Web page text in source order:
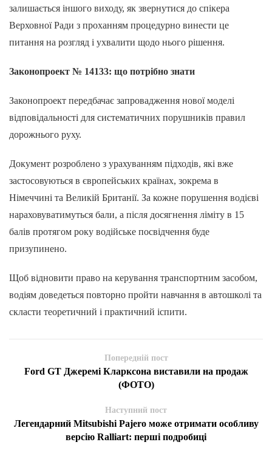
залишається іншого виходу, як звернутися до спікера
Верховної Ради з проханням процедурно винести це
питання на розгляд і ухвалити щодо нього рішення.
Законопроект № 14133: що потрібно знати
Законопроект передбачає запровадження нової моделі
відповідальності для систематичних порушників правил
дорожнього руху.
Документ розроблено з урахуванням підходів, які вже
застосовуються в європейських країнах, зокрема в
Німеччині та Великій Британії. За кожне порушення водієві
нараховуватимуться бали, а після досягнення ліміту в 15
балів протягом року водійське посвідчення буде
призупинено.
Щоб відновити право на керування транспортним засобом,
водіям доведеться повторно пройти навчання в автошколі та
скласти теоретичний і практичний іспити.
Попередній пост
Ford GT Джеремі Кларксона виставили на продаж
(ФОТО)
Наступний пост
Легендарний Mitsubishi Pajero може отримати особливу
версію Ralliart: перші подробиці